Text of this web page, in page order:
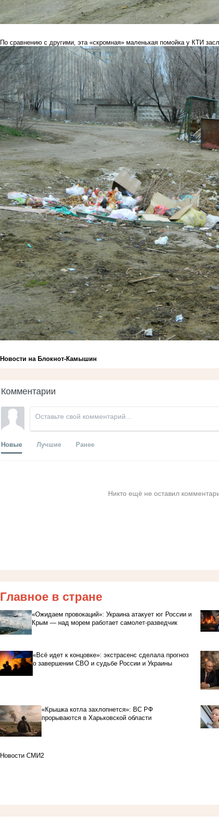
По сравнению с другими, эта «скромная» маленькая помойка у КТИ
Новости на Блoкнoт-Камышин
Комментарии
Новые Лучшие Ранее
Никто ещё не оставил
Главное в стране
«Ожидаем провокаций»: Украина атакует юг России и
Крым — над морем работает самолет-разведчик
«Всё идет к концовке»: экстрасенс сделала прогноз
о завершении СВО и судьбе России и Украины
«Крышка котла захлопнется»: ВС РФ
прорываются в Харьковской области
Новости СМИ2